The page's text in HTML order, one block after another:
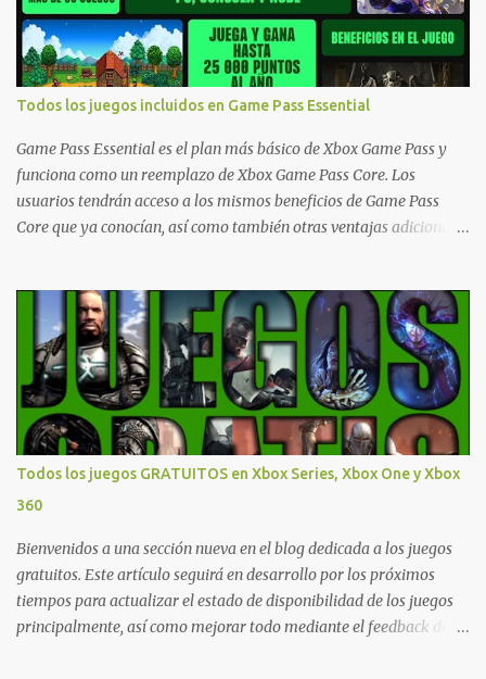
o en vídeo para que se quiten todas las dudas generales de cómo
hacer compras en Xbox . Podes consultar un listado más completo
de promociones desde xbox.com. El post puede tener
actualizaciones regulares o cambios ante cualquier error. Ofertas
- Argentina Ofertas - Chile Ofertas - Colombia Ofertas - México
Ofertas - Estados Unidos Ofertas - España Todas las ofertas de
Xbox One también aplican a Xbox Series, a excepción de los jue...
Todos los juegos incluidos en Game Pass Essential
Game Pass Essential es el plan más básico de Xbox Game Pass y
funciona como un reemplazo de Xbox Game Pass Core. Los
usuarios tendrán acceso a los mismos beneficios de Game Pass
Core que ya conocían, así como también otras ventajas adicionales
que están en Xbox y PC, que van desde skins, desbloqueo de
personajes, paquetes de armas hasta emotes, monedas virtuales y
más para diferentes títulos. Todas estas ventajas se pueden
reclamar desde la sección de Game Pass o en tu aplicación de Xbox
yendo directamente a la pestaña de Game Pass. Essential también
ahora sumará el acceso a la Nube de Xbox, el cual nos permitite
jugar una pequeña porción de los juegos de la suscripción
mediante xCloud y más de 600 juegos compatibles si es que los
compramos previamente (con más títulos en camino a ser
compatibles con la función Transmite tu Propios Juegos). Pueden
leer más...
Todos los juegos GRATUITOS en Xbox Series, Xbox One y Xbox
360
Bienvenidos a una sección nueva en el blog dedicada a los juegos
gratuitos. Este artículo seguirá en desarrollo por los próximos
tiempos para actualizar el estado de disponibilidad de los juegos
principalmente, así como mejorar todo mediante el feedback de